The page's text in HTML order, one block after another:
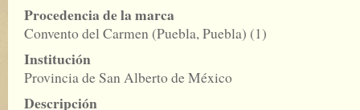
Procedencia de la marca
Convento del Carmen (Puebla, Puebla) (1)
Institución
Provincia de San Alberto de México
Descripción